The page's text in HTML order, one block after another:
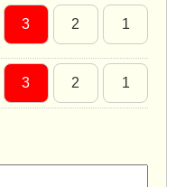
3 2 1
3 2 1